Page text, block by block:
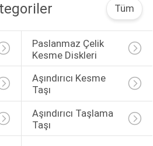
Tüm
Paslanmaz Çelik
Kesme Diskleri
Aşındırıcı Kesme
Taşı
Aşındırıcı Taşlama
Taşı